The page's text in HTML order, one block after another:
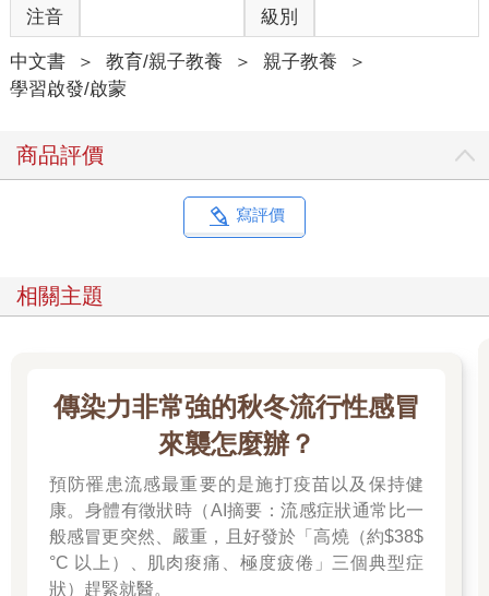
注音 級別
中文書 ＞ 教育/親子教養 ＞ 親子教養
＞
學習啟發/啟蒙
商品評價
寫評價
相關主題
傳染力非常強的秋冬流行性感冒
來襲怎麼辦？
預防罹患流感最重要的是施打疫苗以及保持健
康。身體有徵狀時（AI摘要：流感症狀通常比一
般感冒更突然、嚴重，且好發於「高燒（約$38$
°C 以上）、肌肉痠痛、極度疲倦」三個典型症
狀）趕緊就醫。